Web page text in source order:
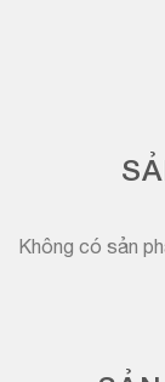
Không có sản